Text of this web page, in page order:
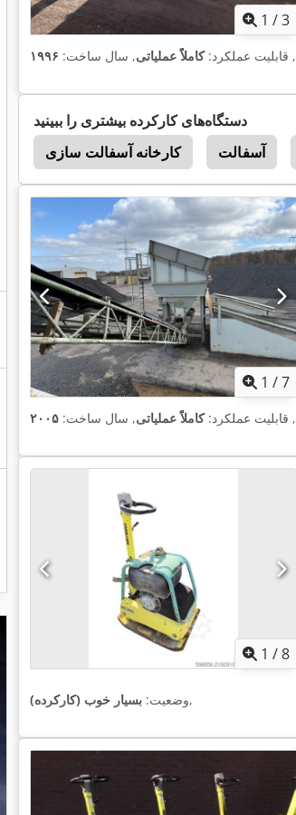
1 /3
, قابلیت عملکرد:کاملاً عملیاتی, سال ساخت: ۱۹۹۶
دستگاه‌های کارکرده بیشتری را ببینید
کارخانه آسفالت سازی
آسفالت
1 /7
, قابلیت عملکرد:کاملاً عملیاتی, سال ساخت: ۲۰۰۵
1 /8
وضعیت: بسیار خوب (کارکرده) ,